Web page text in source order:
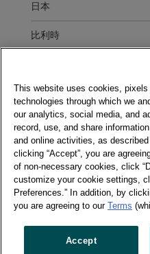
日本
比利時
烏克蘭
瑞典
羅馬尼亞
義大利
荷蘭
This website uses cookies,
technologies through which we
our analytics, social media, and
record, use, and share
and online activities, as
clicking “Accept”, you are
of non-necessary cookies, click
customize your cookie settings,
Preferences.” In addition, by
you are agreeing to our Terms
Accept